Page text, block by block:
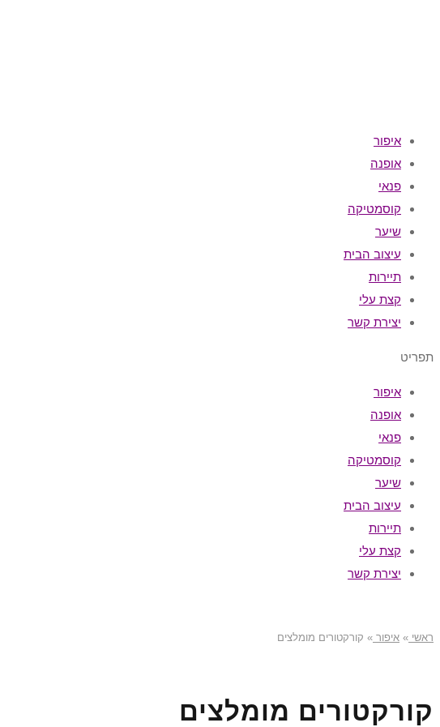
איפור
אופנה
פנאי
קוסמטיקה
שיער
עיצוב הבית
תיירות
קצת עלי
יצירת קשר
תפריט
איפור
אופנה
פנאי
קוסמטיקה
שיער
עיצוב הבית
תיירות
קצת עלי
יצירת קשר
ראשי » איפור » קורקטורים מומלצים
קורקטורים מומלצים